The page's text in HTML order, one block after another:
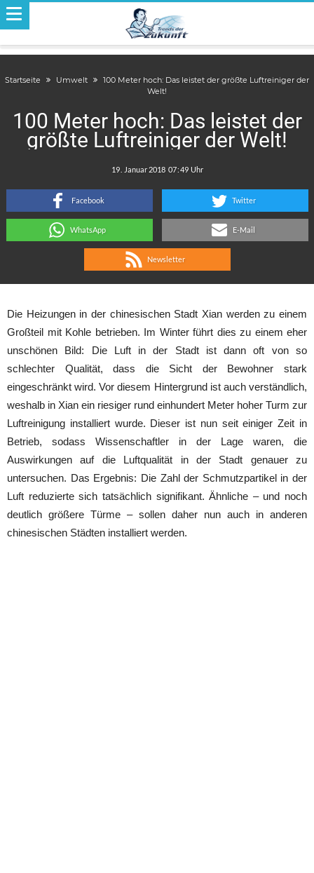
Startseite Umwelt
100 Meter hoch: Das leistet der größte Luftreiniger der
Welt!
100 Meter hoch: Das leistet der
größte Luftreiniger der Welt!
:
Facebook Twitter
WhatsApp E-Mail
Newsletter
Die Heizungen in der chinesischen Stadt Xian werden zu einem
Großteil mit Kohle betrieben. Im Winter führt dies zu einem eher
unschönen Bild: Die Luft in der Stadt ist dann oft von so
schlechter Qualität, dass die Sicht der Bewohner stark
eingeschränkt wird. Vor diesem Hintergrund ist auch verständlich,
weshalb in Xian ein riesiger rund einhundert Meter hoher Turm zur
Luftreinigung installiert wurde. Dieser ist nun seit einiger Zeit in
Betrieb, sodass Wissenschaftler in der Lage waren, die
Auswirkungen auf die Luftqualität in der Stadt genauer zu
untersuchen. Das Ergebnis: Die Zahl der Schmutzpartikel in der
Luft reduzierte sich tatsächlich signifikant. Ähnliche – und noch
deutlich größere Türme – sollen daher nun auch in anderen
chinesischen Städten installiert werden.